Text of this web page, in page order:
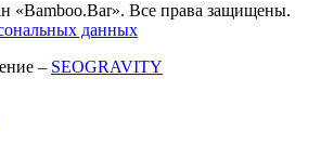
«Bamboo.Bar». Все права защищены.
данных
– SEOGRAVITY